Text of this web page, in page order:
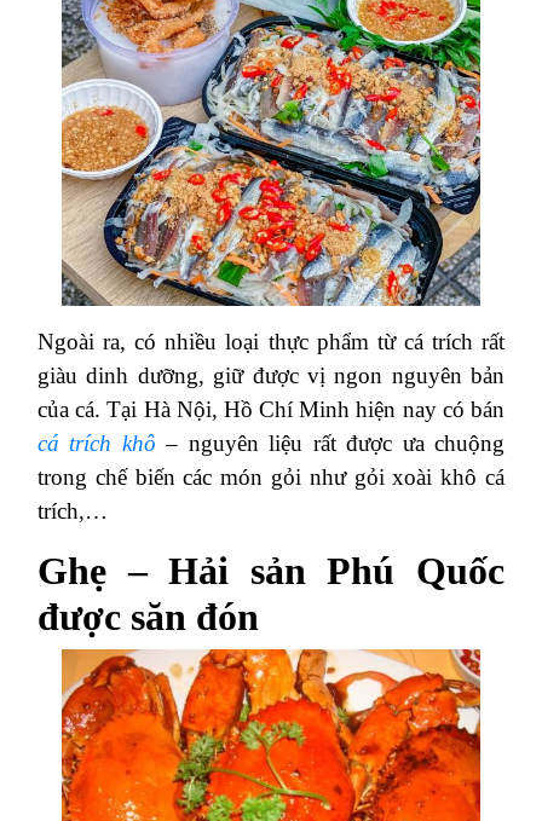
Ngoài ra, có nhiều loại thực phẩm từ cá trích rất
giàu dinh dưỡng, giữ được vị ngon nguyên bản
của cá. Tại Hà Nội, Hồ Chí Minh hiện nay có bán
cá trích khô – nguyên liệu rất được ưa chuộng
trong chế biến các món gỏi như gỏi xoài khô cá
trích,…
Ghẹ – Hải sản Phú Quốc
được săn đón